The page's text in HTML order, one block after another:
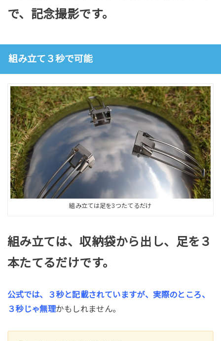
で、記念撮影です。
組み立て３秒で可能
組み立ては足を3つたてるだけ
組み立ては、収納袋から出し、足を３
本たてるだけです。
公式では、３秒と記載されていますが、実際のところ、
３秒じゃ無理かもしれません。